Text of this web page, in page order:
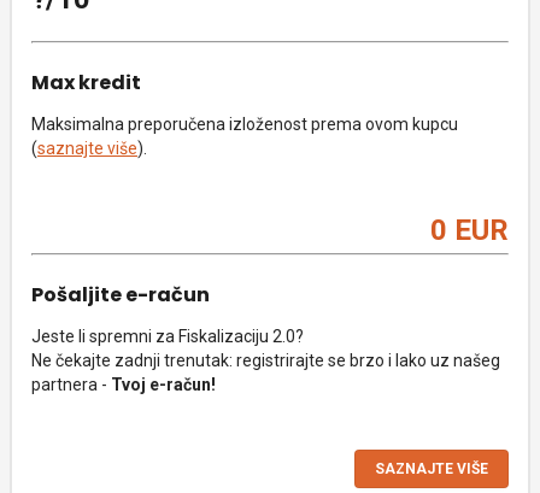
Max kredit
Maksimalna preporučena izloženost prema ovom kupcu
(saznajte više).
0 EUR
Pošaljite e-račun
Jeste li spremni za Fiskalizaciju 2.0?
Ne čekajte zadnji trenutak: registrirajte se brzo i lako uz našeg
partnera - Tvoj e-račun!
SAZNAJTE VIŠE